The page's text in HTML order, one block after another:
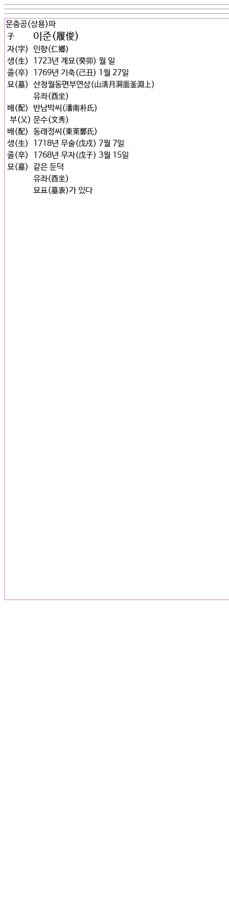
문충공(상용)파
子
이준(履俊)
자(字) 인향(仁鄕)
생(生)
1723년 계묘(癸卯) 월 일
졸(卒)
1769년 기축(己丑) 1월 27일
묘(墓) 산청월동면부연상(山淸月洞面釜淵上)
유좌(酉坐)
배(配)
반남박씨(潘南朴氏)
부(父) 문수(文秀)
배(配) 동래정씨(東萊鄭氏)
생(生)
1718년 무술(戊戌) 7월 7일
졸(卒)
1768년 무자(戊子) 3월 15일
묘(墓)
같은 둔덕
유좌(酉坐)
묘표(墓表)가 있다